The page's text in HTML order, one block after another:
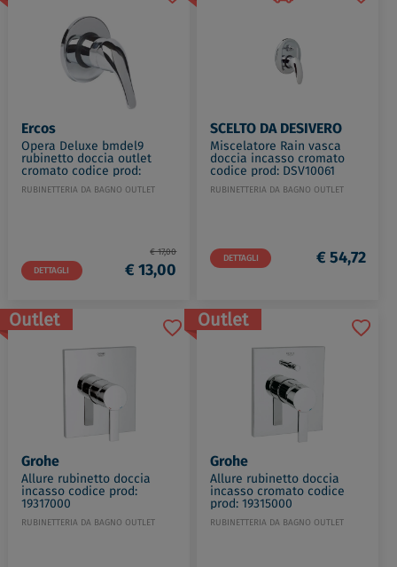
Ercos
Opera Deluxe bmdel9
rubinetto doccia outlet
cromato codice prod:
BMDEL9
RUBINETTERIA DA BAGNO OUTLET
DETTAGLI
€ 17,00
€ 13,00
SCELTO DA DESIVERO
Miscelatore Rain vasca
doccia incasso cromato
codice prod: DSV10061
RUBINETTERIA DA BAGNO OUTLET
DETTAGLI € 54,72
Outlet
Grohe
Allure rubinetto doccia
incasso codice prod:
19317000
RUBINETTERIA DA BAGNO OUTLET
Outlet
Grohe
Allure rubinetto doccia
incasso cromato codice
prod: 19315000
RUBINETTERIA DA BAGNO OUTLET